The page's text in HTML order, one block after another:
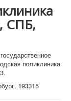
СПБ,
поликлиника
193315